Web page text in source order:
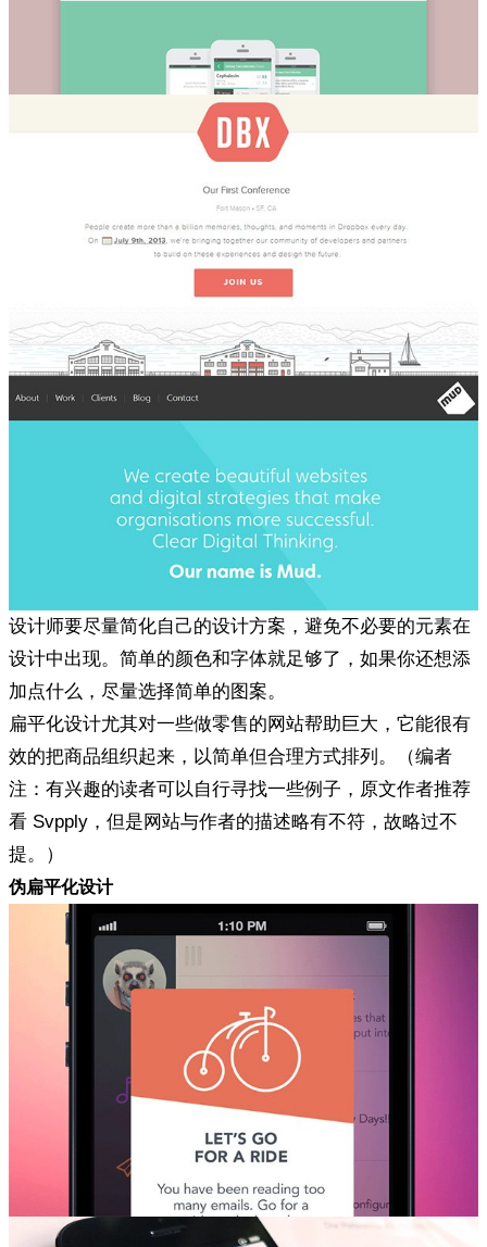
设计师要尽量简化自己的设计方案，避免不必要的元素在
设计中出现。简单的颜色和字体就足够了，如果你还想添
加点什么，尽量选择简单的图案。
扁平化设计尤其对一些做零售的网站帮助巨大，它能很有
效的把商品组织起来，以简单但合理方式排列。（编者
注：有兴趣的读者可以自行寻找一些例子，原文作者推荐
看 Svpply，但是网站与作者的描述略有不符，故略过不
提。）
伪扁平化设计